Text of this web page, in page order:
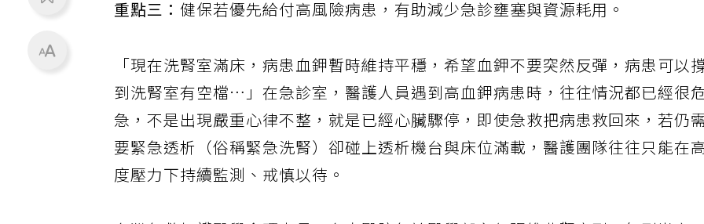
重點三：健保若優先給付高風險病患，有助減少急診壅塞與資源耗用。
「現在洗腎室滿床，病患血鉀暫時維持平穩，希望血鉀不要突然反彈，病患可以
到洗腎室有空檔…」在急診室，醫護人員遇到高血鉀病患時，往往情況都已經很
急，不是出現嚴重心律不整，就是已經心臟驟停，即使急救把病患救回來，若仍
要緊急透析（俗稱緊急洗腎）卻碰上透析機台與床位滿載，醫護團隊往往只能在
度壓力下持續監測、戒慎以待。